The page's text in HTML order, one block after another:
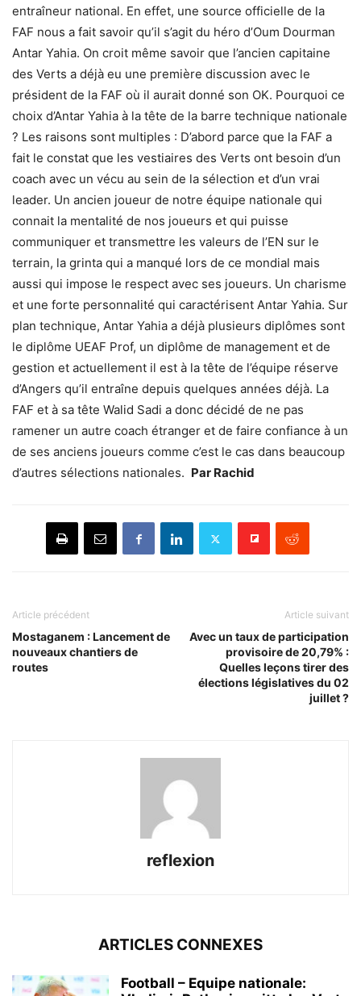
entraîneur national. En effet, une source officielle de la
FAF nous a fait savoir qu’il s’agit du héro d’Oum Dourman
Antar Yahia. On croit même savoir que l’ancien capitaine
des Verts a déjà eu une première discussion avec le
président de la FAF où il aurait donné son OK. Pourquoi ce
choix d’Antar Yahia à la tête de la barre technique nationale
? Les raisons sont multiples : D’abord parce que la FAF a
fait le constat que les vestiaires des Verts ont besoin d’un
coach avec un vécu au sein de la sélection et d’un vrai
leader. Un ancien joueur de notre équipe nationale qui
connait la mentalité de nos joueurs et qui puisse
communiquer et transmettre les valeurs de l’EN sur le
terrain, la grinta qui a manqué lors de ce mondial mais
aussi qui impose le respect avec ses joueurs. Un charisme
et une forte personnalité qui caractérisent Antar Yahia. Sur
plan technique, Antar Yahia a déjà plusieurs diplômes sont
le diplôme UEAF Prof, un diplôme de management et de
gestion et actuellement il est à la tête de l’équipe réserve
d’Angers qu’il entraîne depuis quelques années déjà. La
FAF et à sa tête Walid Sadi a donc décidé de ne pas
ramener un autre coach étranger et de faire confiance à un
de ses anciens joueurs comme c’est le cas dans beaucoup
d’autres sélections nationales. Par Rachid
Article précédent
Mostaganem : Lancement de
nouveaux chantiers de
routes
Article suivant
Avec un taux de participation
provisoire de 20,79% :
Quelles leçons tirer des
élections législatives du 02
juillet ?
reflexion
ARTICLES CONNEXES
Football – Equipe nationale: